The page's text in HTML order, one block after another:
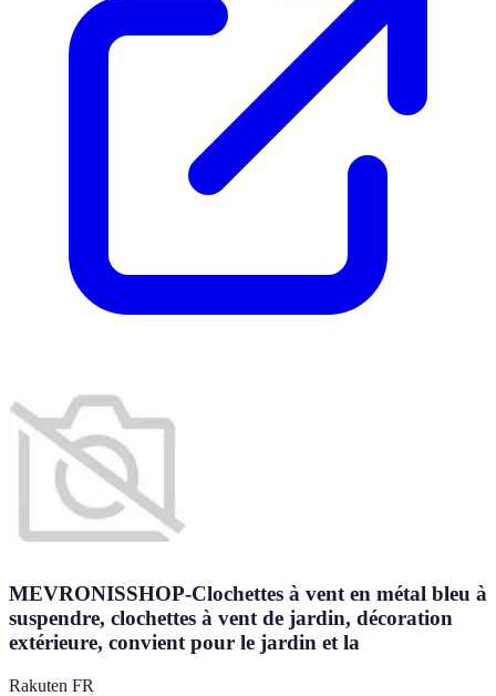
MEVRONISSHOP-Clochettes à vent en métal bleu à
suspendre, clochettes à vent de jardin, décoration
extérieure, convient pour le jardin et la
Rakuten FR